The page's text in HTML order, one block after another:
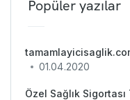
Popüler yazılar
01.04.2020
Özel Sağlık Sigortası